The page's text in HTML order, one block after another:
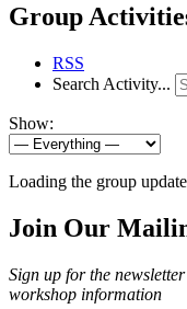
Group
RSS
Search Activity...
Show:
Loading the group
Join Our
Sign up for the
workshop information